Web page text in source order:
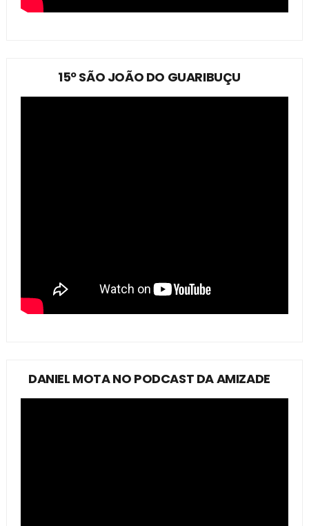
15º SÃO JOÃO DO GUARIBUÇU
DANIEL MOTA NO PODCAST DA AMIZADE